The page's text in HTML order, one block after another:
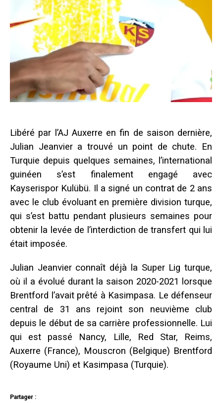
Libéré par l’AJ Auxerre en fin de saison dernière,
Julian Jeanvier a trouvé un point de chute. En
Turquie depuis quelques semaines, l’international
guinéen s’est finalement engagé avec
Kayserispor Kulübü. Il a signé un contrat de 2 ans
avec le club évoluant en première division turque,
qui s’est battu pendant plusieurs semaines pour
obtenir la levée de l’interdiction de transfert qui lui
était imposée.
Julian Jeanvier connaît déjà la Super Lig turque,
où il a évolué durant la saison 2020-2021 lorsque
Brentford l’avait prêté à Kasimpasa. Le défenseur
central de 31 ans rejoint son neuvième club
depuis le début de sa carrière professionnelle. Lui
qui est passé Nancy, Lille, Red Star, Reims,
Auxerre (France), Mouscron (Belgique) Brentford
(Royaume Uni) et Kasimpasa (Turquie).
Partager :